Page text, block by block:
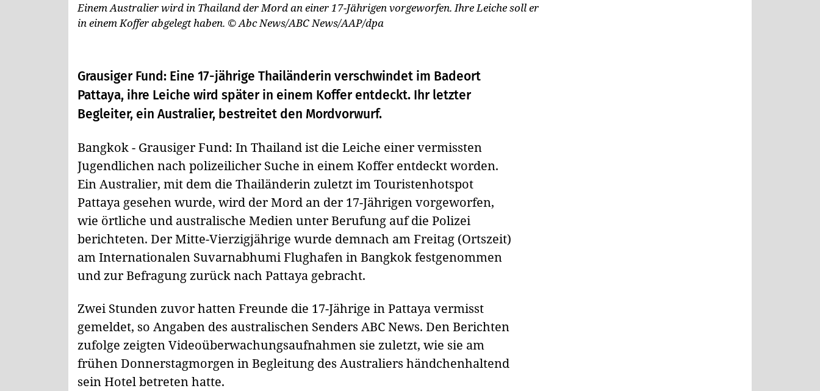
Einem Australier wird in Thailand der Mord an einer 17-Jährigen vorgeworfen. Ihre Leiche soll er
in einem Koffer abgelegt haben. © Abc News/ABC News/AAP/dpa
Grausiger Fund: Eine 17-jährige Thailänderin verschwindet im Badeort
Pattaya, ihre Leiche wird später in einem Koffer entdeckt. Ihr letzter
Begleiter, ein Australier, bestreitet den Mordvorwurf.
Bangkok - Grausiger Fund: In Thailand ist die Leiche einer vermissten
Jugendlichen nach polizeilicher Suche in einem Koffer entdeckt worden.
Ein Australier, mit dem die Thailänderin zuletzt im Touristenhotspot
Pattaya gesehen wurde, wird der Mord an der 17-Jährigen vorgeworfen,
wie örtliche und australische Medien unter Berufung auf die Polizei
berichteten. Der Mitte-Vierzigjährige wurde demnach am Freitag (Ortszeit)
am Internationalen Suvarnabhumi Flughafen in Bangkok festgenommen
und zur Befragung zurück nach Pattaya gebracht.
Zwei Stunden zuvor hatten Freunde die 17-Jährige in Pattaya vermisst
gemeldet, so Angaben des australischen Senders ABC News. Den Berichten
zufolge zeigten Videoüberwachungsaufnahmen sie zuletzt, wie sie am
frühen Donnerstagmorgen in Begleitung des Australiers händchenhaltend
sein Hotel betreten hatte.